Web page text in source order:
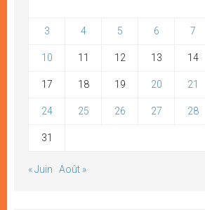
3 4 5 6 7
10 11 12 13 14
17 18 19 20 21
24 25 26 27 28
31
« Juin Août »